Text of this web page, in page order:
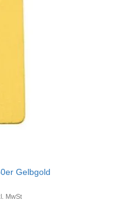
Gelbgold
MwSt